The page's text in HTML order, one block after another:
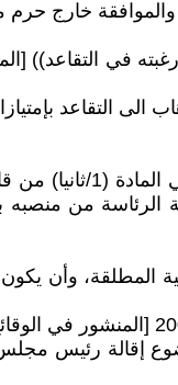
التقاعد
ب‌. في موضوع الإقالة: ((لمجلس
((لمجلس النواب إقالة
لسنة 2018، لم يتطرق من بين